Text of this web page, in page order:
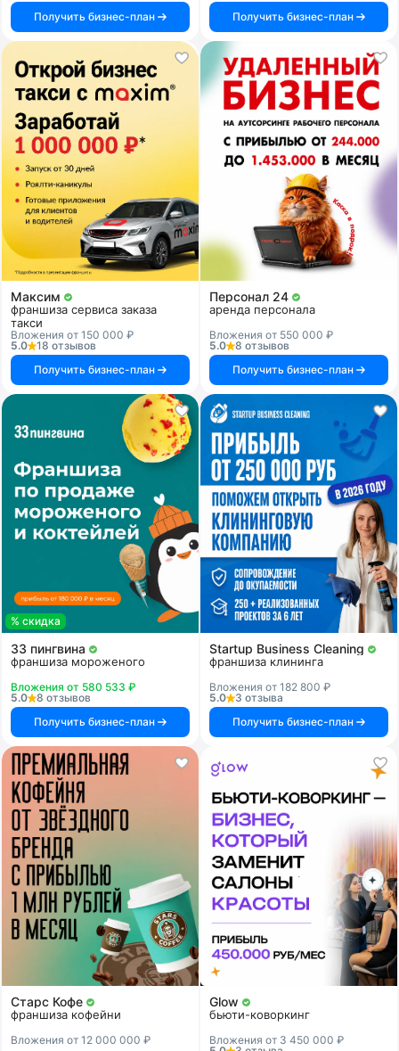
Получить бизнес-план
Получить бизнес-план
Максим
франшиза сервиса заказа
такси
Вложения от 150 000 ₽
5.0
18 отзывов
Получить бизнес-план
Персонал 24
аренда персонала
Вложения от 550 000 ₽
5.0
8 отзывов
Получить бизнес-план
% скидка
33 пингвина
франшиза мороженого
Вложения от 580 533 ₽
5.0
8 отзывов
Получить бизнес-план
Startup Business Cleaning
франшиза клининга
Вложения от 182 800 ₽
5.0
3 отзыва
Получить бизнес-план
Старс Кофе
франшиза кофейни
Вложения от 12 000 000 ₽
Glow
бьюти-коворкинг
Вложения от 3 450 000 ₽